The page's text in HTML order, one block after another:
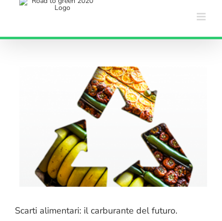
Scarti alimentari: il carburante del futuro.